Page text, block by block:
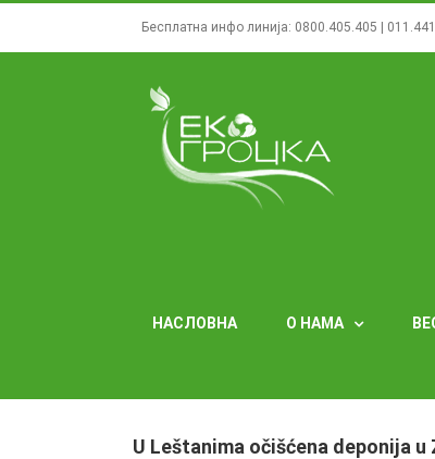
content
Бесплатна инфо линија: 0800.405.405
НАСЛОВНА О НАМА
U Leštanima očišćena deponija